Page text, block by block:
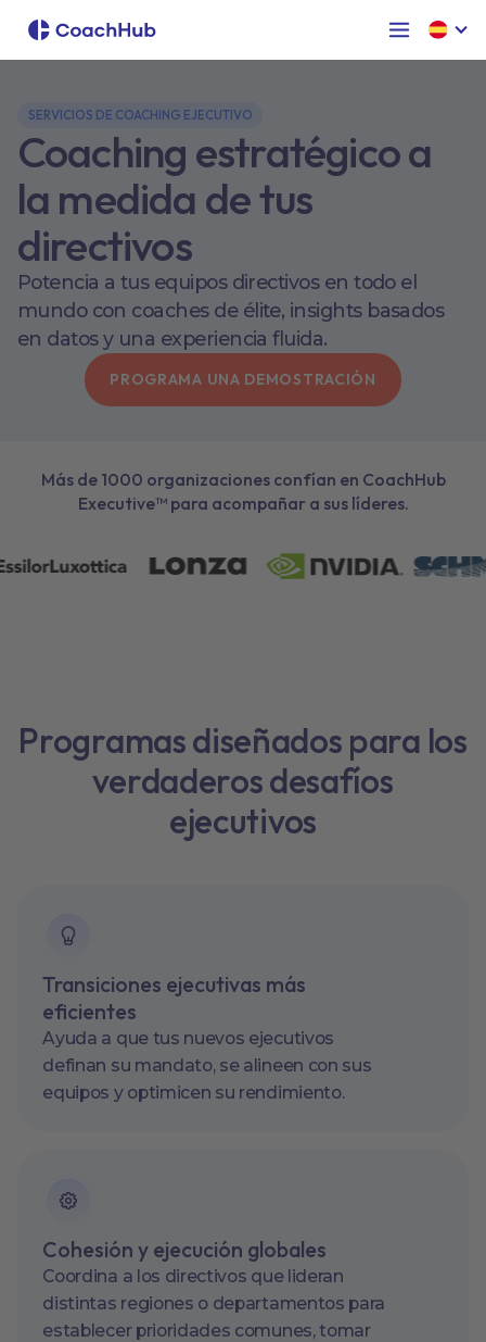
SERVICIOS DE COACHING EJECUTIVO
Coaching estratégico a
la medida de tus
directivos
Potencia a tus equipos directivos en todo el
mundo con coaches de élite, insights basados
en datos y una experiencia fluida.
PROGRAMA UNA DEMOSTRACIÓN
Más de 1000 organizaciones confían en CoachHub
Executive™ para acompañar a sus líderes.
Programas diseñados para los
verdaderos desafíos
ejecutivos
Transiciones ejecutivas más
eficientes
Ayuda a que tus nuevos ejecutivos
definan su mandato, se alineen con sus
equipos y optimicen su rendimiento.
Cohesión y ejecución globales
Coordina a los directivos que lideran
distintas regiones o departamentos para
establecer prioridades comunes, tomar